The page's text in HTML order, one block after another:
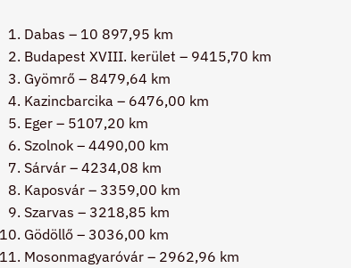
Dabas – 10 897,95 km
Budapest XVIII. kerület – 9415,70 km
Gyömrő – 8479,64 km
Kazincbarcika – 6476,00 km
Eger – 5107,20 km
Szolnok – 4490,00 km
Sárvár – 4234,08 km
Kaposvár – 3359,00 km
Szarvas – 3218,85 km
Gödöllő – 3036,00 km
Mosonmagyaróvár – 2962,96 km